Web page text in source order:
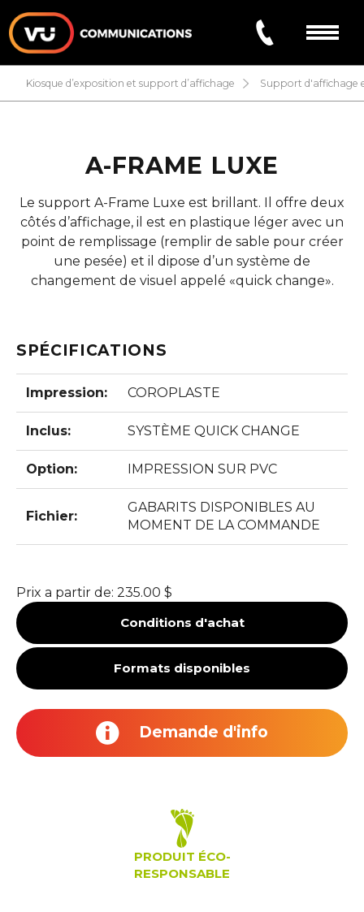
À PROPOS
Lettrage de Véhicule
Signalisation et Impression
FAQ
kiosque d’exposition et support d’affichage support d'affichage
A-FRAME LUXE
Le support A-Frame Luxe est brillant. Il offre deux
côtés d’affichage, il est en plastique léger avec un
point de remplissage (remplir de sable pour créer
une pesée) et il dipose d’un système de
changement de visuel appelé «quick change».
SPÉCIFICATIONS
Impression: COROPLASTE
Inclus: SYSTÈME QUICK CHANGE
Option: IMPRESSION SUR PVC
Fichier:
GABARITS DISPONIBLES AU
MOMENT DE LA COMMANDE
Prix a partir de: 235.00 $
Conditions d'achat
Formats disponibles
Demande d'info
PRODUIT ÉCO-
RESPONSABLE